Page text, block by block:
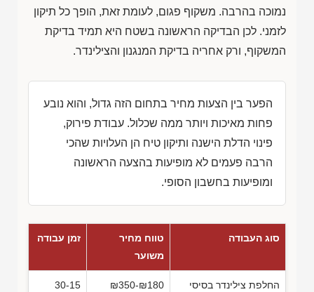
נמוכה בהרבה. משקוף פגום, לעומת זאת, הופך כל תיקון
לזמני. לכן הבדיקה הראשונה בשטח היא תמיד בדיקת
המשקוף, ורק אחריה בדיקת המנגנון והצילינדר.
הפער בין הצעות מחיר בתחום הזה גדול, והוא נובע
פחות מאיכות ויותר ממה שכלול. עבודת פירוק,
פינוי הדלת הישנה ותיקון טיח הן העלויות שהכי
הרבה פעמים לא מופיעות בהצעה הראשונה
ומופיעות בחשבון הסופי.
סוג העבודה
טווח מחיר
משוער
זמן עבודה
החלפת צילינדר בסיסי ₪350-₪180
30-15